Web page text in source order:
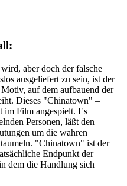
aber doch der falsche
ausgeliefert zu sein, ist der
auf dem aufbauend der
Dieses "Chinatown" –
Film angespielt. Es
Personen, läßt den
um die wahren
taumeln. "Chinatown" ist der
Endpunkt der
dem die Handlung sich